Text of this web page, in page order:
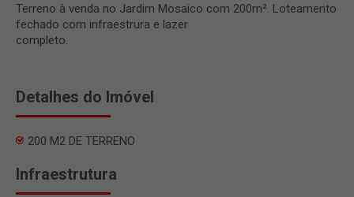
Terreno à venda no Jardim Mosaico com 200m². Loteamento
fechado com infraestrura e lazer
completo.
Detalhes do Imóvel
200 M2 DE TERRENO
Infraestrutura